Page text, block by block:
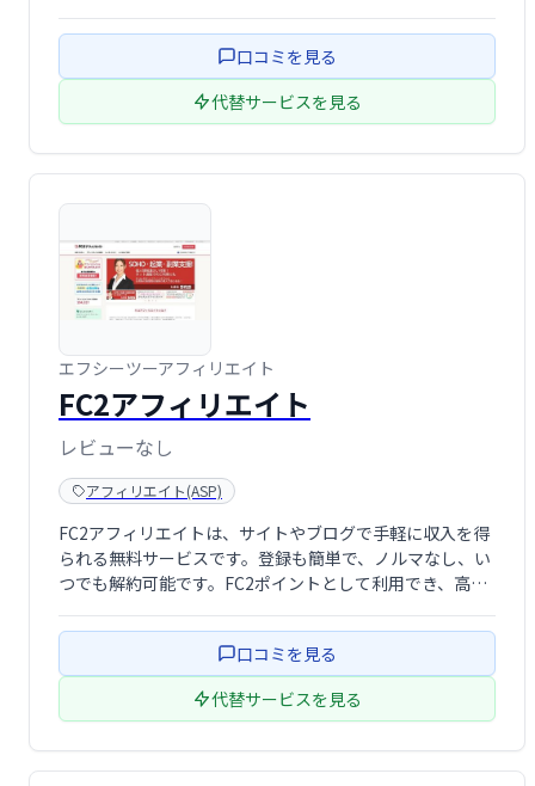
口コミを見る
代替サービスを見る
エフシーツーアフィリエイト
FC2アフィリエイト
レビューなし
アフィリエイト(ASP)
FC2アフィリエイトは、サイトやブログで手軽に収入を得
られる無料サービスです。登録も簡単で、ノルマなし、い
つでも解約可能です。FC2ポイントとして利用でき、高い
に始められるアフィリエイトプログラムをお探しの方に最
口コミを見る
代替サービスを見る